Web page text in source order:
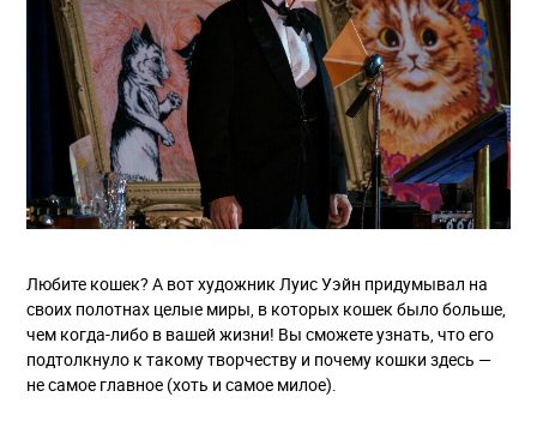
Любите кошек? А вот художник Луис Уэйн придумывал на
своих полотнах целые миры, в которых кошек было больше,
чем когда-либо в вашей жизни! Вы сможете узнать, что его
подтолкнуло к такому творчеству и почему кошки здесь —
не самое главное (хоть и самое милое).